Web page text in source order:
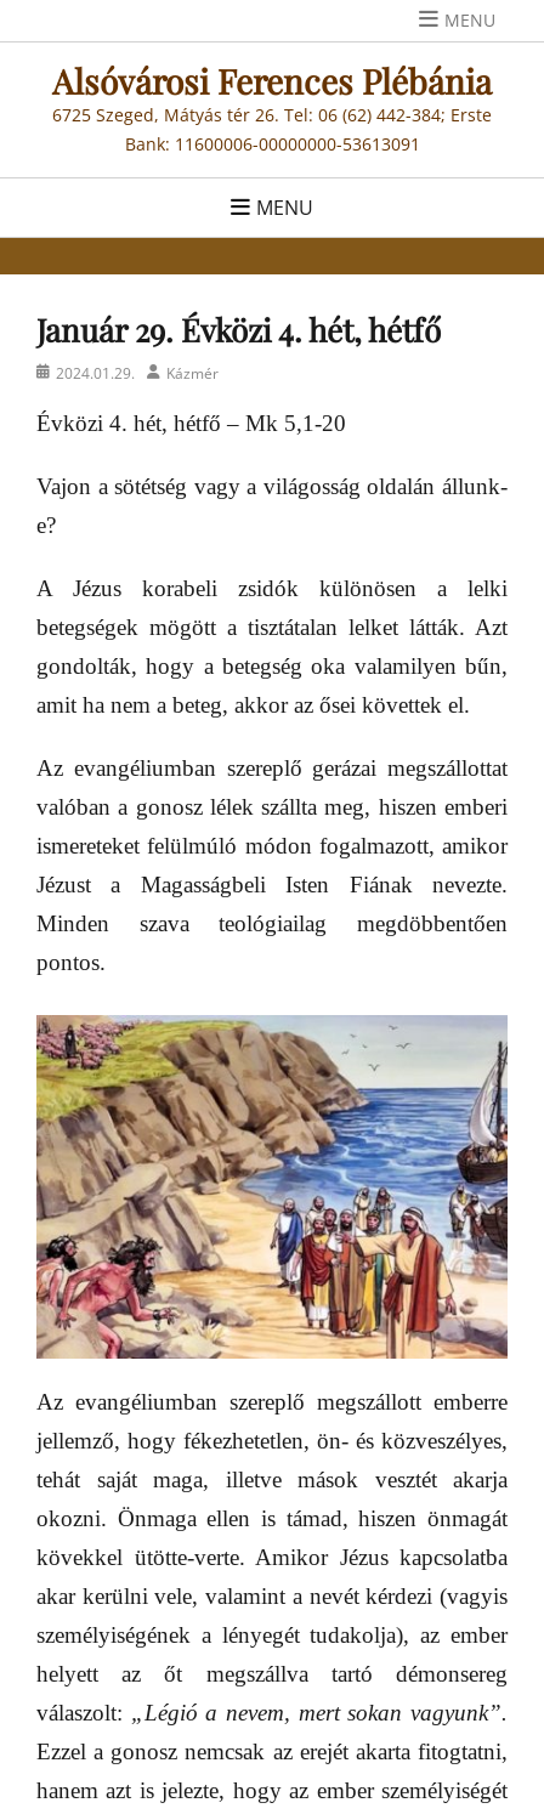
to
content
MENU
Alsóvárosi Ferences Plébánia
6725 Szeged, Mátyás tér 26. Tel: 06 (62) 442-384; Erste
Bank: 11600006-00000000-53613091
MENU
Január 29. Évközi 4. hét, hétfő
Posted2024.01.29. AuthorKázmér
Évközi 4. hét, hétfő – Mk 5,1-20
Vajon a sötétség vagy a világosság oldalán állunk-
e?
A Jézus korabeli zsidók különösen a lelki
betegségek mögött a tisztátalan lelket látták. Azt
gondolták, hogy a betegség oka valamilyen bűn,
amit ha nem a beteg, akkor az ősei követtek el.
Az evangéliumban szereplő gerázai megszállottat
valóban a gonosz lélek szállta meg, hiszen emberi
ismereteket felülmúló módon fogalmazott, amikor
Jézust a Magasságbeli Isten Fiának nevezte.
Minden szava teológiailag megdöbbentően
pontos.
Az evangéliumban szereplő megszállott emberre
jellemző, hogy fékezhetetlen, ön- és közveszélyes,
tehát saját maga, illetve mások vesztét akarja
okozni. Önmaga ellen is támad, hiszen önmagát
kövekkel ütötte-verte. Amikor Jézus kapcsolatba
akar kerülni vele, valamint a nevét kérdezi (vagyis
személyiségének a lényegét tudakolja), az ember
helyett az őt megszállva tartó démonsereg
válaszolt: „Légió a nevem, mert sokan vagyunk”.
Ezzel a gonosz nemcsak az erejét akarta fitogtatni,
hanem azt is jelezte, hogy az ember személyiségét